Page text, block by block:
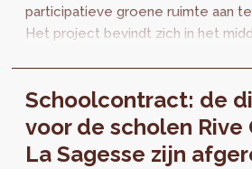
participatieve groene ruimte aan
Het project bevindt zich in het
Schoolcontract: de
voor de scholen Rive
La Sagesse zijn